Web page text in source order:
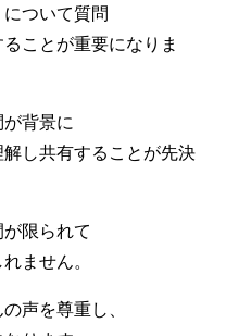
ついて質問
ことが重要になりま
背景に
し共有することが先決
限られて
ません。
声を尊重し、